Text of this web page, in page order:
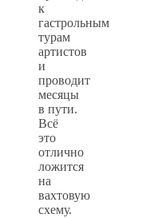
к
гастрольным
турам
артистов
и
проводит
месяцы
в пути.
Всё
это
отлично
ложится
на
вахтовую
схему.